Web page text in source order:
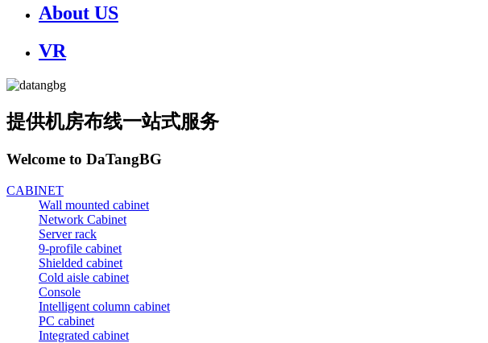
About US
VR
提供机房布线一站式服务
Welcome to DaTangBG
CABINET
Wall mounted cabinet
Network Cabinet
Server rack
9-profile cabinet
Shielded cabinet
Cold aisle cabinet
Console
Intelligent column cabinet
PC cabinet
Integrated cabinet